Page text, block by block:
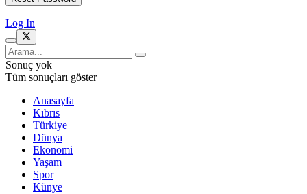
Log In
Sonuç yok
Tüm sonuçları göster
Anasayfa
Kıbrıs
Türkiye
Dünya
Ekonomi
Yaşam
Spor
Künye